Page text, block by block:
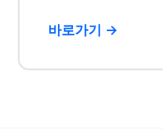
바로가기 →